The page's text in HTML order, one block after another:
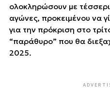
ολοκληρώσουν με
αγώνες, προκειμένου να
για την πρόκριση στο
“παράθυρο” που θα
2025.